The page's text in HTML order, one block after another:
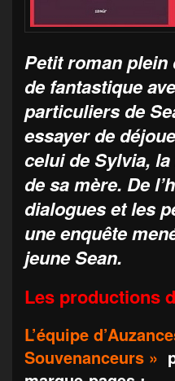
Petit roman plein
de fantastique
particuliers de
essayer de
celui de Sylvia,
de sa mère. De
dialogues et les
une enquête
jeune Sean.
Les productions
L’équipe
Souvenanceurs »